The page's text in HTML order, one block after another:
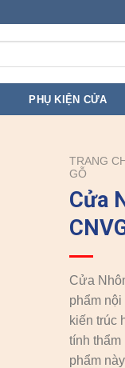
PHỤ KIỆN CỬA
TRANG
GỖ
Cửa
Cửa
phẩm
kiến trúc
tính thẩm
phẩm